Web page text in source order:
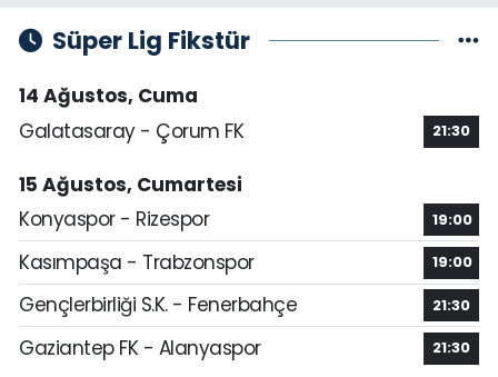
Süper Lig Fikstür
14 Ağustos, Cuma
Galatasaray - Çorum FK
21:30
15 Ağustos, Cumartesi
Konyaspor - Rizespor
19:00
Kasımpaşa - Trabzonspor 19:00
Gençlerbirliği S.K. - Fenerbahçe 21:30
Gaziantep FK - Alanyaspor 21:30